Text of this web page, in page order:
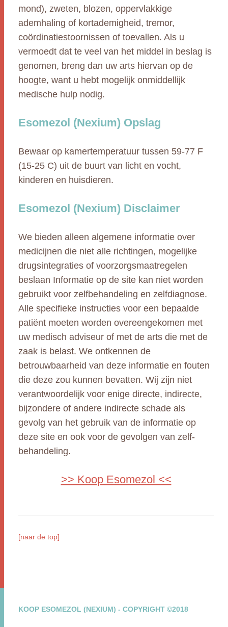
mond), zweten, blozen, oppervlakkige
ademhaling of kortademigheid, tremor,
coördinatiestoornissen of toevallen. Als u
vermoedt dat te veel van het middel in beslag is
genomen, breng dan uw arts hiervan op de
hoogte, want u hebt mogelijk onmiddellijk
medische hulp nodig.
Esomezol (Nexium) Opslag
Bewaar op kamertemperatuur tussen 59-77 F
(15-25 C) uit de buurt van licht en vocht,
kinderen en huisdieren.
Esomezol (Nexium) Disclaimer
We bieden alleen algemene informatie over
medicijnen die niet alle richtingen, mogelijke
drugsintegraties of voorzorgsmaatregelen
beslaan Informatie op de site kan niet worden
gebruikt voor zelfbehandeling en zelfdiagnose.
Alle specifieke instructies voor een bepaalde
patiënt moeten worden overeengekomen met
uw medisch adviseur of met de arts die met de
zaak is belast. We ontkennen de
betrouwbaarheid van deze informatie en fouten
die deze zou kunnen bevatten. Wij zijn niet
verantwoordelijk voor enige directe, indirecte,
bijzondere of andere indirecte schade als
gevolg van het gebruik van de informatie op
deze site en ook voor de gevolgen van zelf-
behandeling.
>> Koop Esomezol <<
[naar de top]
KOOP ESOMEZOL (NEXIUM) - COPYRIGHT ©2018